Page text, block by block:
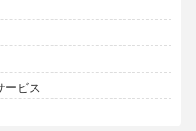
ービス